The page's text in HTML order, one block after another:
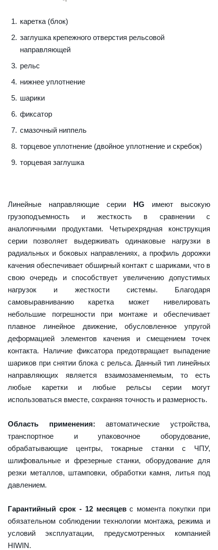
каретка (блок)
заглушка крепежного отверстия рельсовой
направляющей
рельс
нижнее уплотнение
шарики
фиксатор
смазочный ниппель
торцевое уплотнение (двойное уплотнение и скребок)
торцевая заглушка
Линейные направляющие серии HG имеют высокую
грузоподъемность и жесткость в сравнении с
аналогичными продуктами. Четырехрядная конструкция
серии позволяет выдерживать одинаковые нагрузки в
радиальных и боковых направлениях, а профиль дорожки
качения обеспечивает обширный контакт с шариками, что в
свою очередь и способствует увеличению допустимых
нагрузок и жесткости системы. Благодаря
самовыравниванию каретка может нивелировать
небольшие погрешности при монтаже и обеспечивает
плавное линейное движение, обусловленное упругой
деформацией элементов качения и смещением точек
контакта. Наличие фиксатора предотвращает выпадение
шариков при снятии блока с рельса. Данный тип линейных
направляющих является взаимозаменяемым, то есть
любые каретки и любые рельсы серии могут
использоваться вместе, сохраняя точность и размерность.
Область применения: автоматические устройства,
транспортное и упаковочное оборудование,
обрабатывающие центры, токарные станки с ЧПУ,
шлифовальные и фрезерные станки, оборудование для
резки металлов, штамповки, обработки камня, литья под
давлением.
Гарантийный срок - 12 месяцевс момента покупки при
обязательном соблюдении технологии монтажа, режима и
условий эксплуатации, предусмотренных компанией
HIWIN.